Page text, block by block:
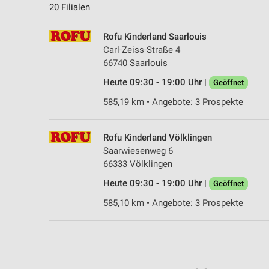
20 Filialen
Rofu Kinderland Saarlouis
Carl-Zeiss-Straße 4
66740 Saarlouis
Heute 09:30 - 19:00 Uhr |
Geöffnet
585,19 km • Angebote: 3 Prospekte
Rofu Kinderland Völklingen
Saarwiesenweg 6
66333 Völklingen
Heute 09:30 - 19:00 Uhr |
Geöffnet
585,10 km • Angebote: 3 Prospekte